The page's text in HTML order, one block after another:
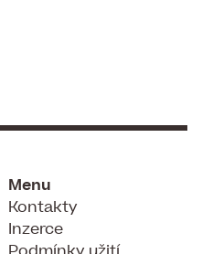
Menu
Kontakty
Inzerce